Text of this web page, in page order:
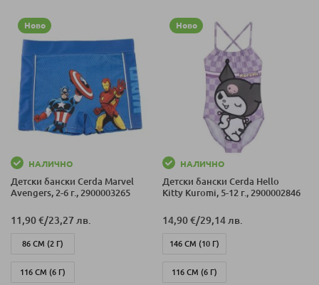
104 СМ (4 Г) 98 СМ (3 Г)
110 СМ (5 Г)
Ново
НАЛИЧНО
Детски бански Cerda Marvel
Avengers, 2-6 г., 2900003265
11,90 €/23,27 лв.
86 СМ (2 Г)
116 СМ (6 Г)
Ново
НАЛИЧНО
Детски бански Cerda Hello
Kitty Kuromi, 5-12 г., 2900002846
14,90 €/29,14 лв.
146 СМ (10 Г)
116 СМ (6 Г)